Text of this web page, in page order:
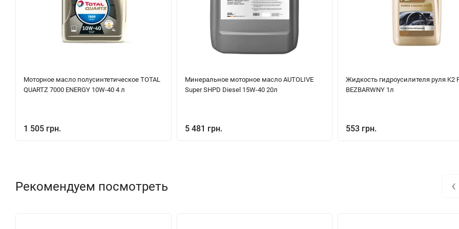
Моторное масло полусинтетическое TOTAL
QUARTZ 7000 ENERGY 10W-40 4 л
1 505 грн.
Минеральное моторное масло AUTOLIVE
Super SHPD Diesel 15W-40 20л
5 481 грн.
Жидкость гидроусилителя руля K2
BEZBARWNY 1л
553 грн.
Рекомендуем посмотреть ‹